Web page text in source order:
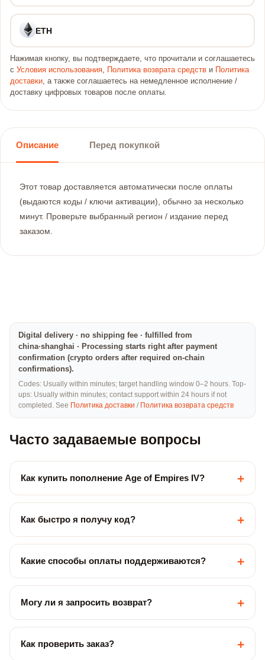
ETH
Нажимая кнопку, вы подтверждаете, что прочитали и соглашаетесь
с Условия использования, Политика возврата средств и
Политика
доставки, а также соглашаетесь на немедленное исполнение /
доставку цифровых товаров после оплаты.
Описание Перед покупкой
Этот товар доставляется автоматически после оплаты
(выдаются коды / ключи активации), обычно за несколько
минут. Проверьте выбранный регион / издание перед
заказом.
Digital delivery · no shipping fee · fulfilled from
china·shanghai · Processing starts right after payment
confirmation (crypto orders after required on-chain
confirmations).
Codes: Usually within minutes; target handling window 0–2 hours. Top-
ups: Usually within minutes; contact support within 24 hours if not
completed. See Политика доставки / Политика возврата средств
Часто задаваемые вопросы
Как купить пополнение Age of Empires IV? +
Как быстро я получу код? +
Какие способы оплаты поддерживаются? +
Могу ли я запросить возврат? +
Как проверить заказ? +